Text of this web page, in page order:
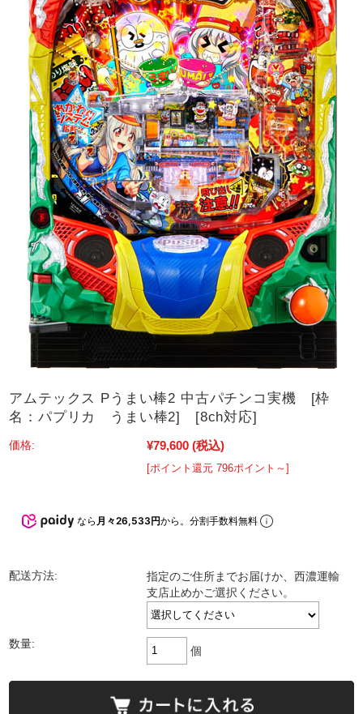
アムテックス Pうまい棒2 中古パチンコ実機 [枠
名：パプリカ うまい棒2] [8ch対応]
価格: ¥79,600 (税込)
[ポイント還元 796ポイント～]
なら 月々26,533円から。分割手数料無料
配送方法:
指定のご住所までお届けか、西濃運輸
支店止めかご選択ください。
数量:
個